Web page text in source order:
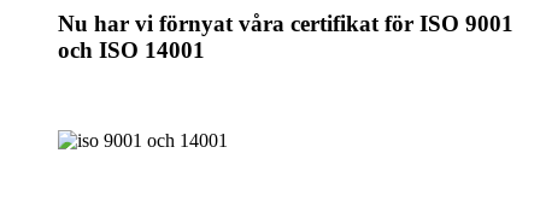
Nu har vi förnyat våra certifikat för ISO 9001
och ISO 14001